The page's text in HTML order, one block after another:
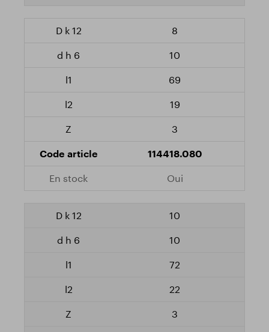
8
10
69
19
3
114418.080
Oui
10
10
72
22
3